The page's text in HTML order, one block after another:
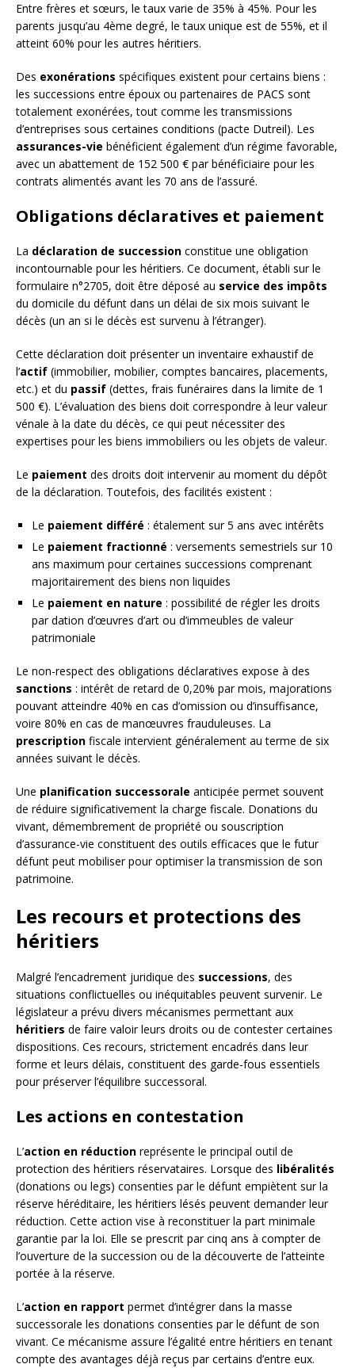
Entre frères et sœurs, le taux varie de 35% à 45%. Pour les
parents jusqu’au 4ème degré, le taux unique est de 55%, et il
atteint 60% pour les autres héritiers.
Des exonérations spécifiques existent pour certains biens :
les successions entre époux ou partenaires de PACS sont
totalement exonérées, tout comme les transmissions
d’entreprises sous certaines conditions (pacte Dutreil). Les
assurances-vie bénéficient également d’un régime favorable,
avec un abattement de 152 500 € par bénéficiaire pour les
contrats alimentés avant les 70 ans de l’assuré.
Obligations déclaratives et paiement
La déclaration de succession constitue une obligation
incontournable pour les héritiers. Ce document, établi sur le
formulaire n°2705, doit être déposé au service des impôts
du domicile du défunt dans un délai de six mois suivant le
décès (un an si le décès est survenu à l’étranger).
Cette déclaration doit présenter un inventaire exhaustif de
l’actif (immobilier, mobilier, comptes bancaires, placements,
etc.) et du passif (dettes, frais funéraires dans la limite de 1
500 €). L’évaluation des biens doit correspondre à leur valeur
vénale à la date du décès, ce qui peut nécessiter des
expertises pour les biens immobiliers ou les objets de valeur.
Le paiement des droits doit intervenir au moment du dépôt
de la déclaration. Toutefois, des facilités existent :
Le paiement différé : étalement sur 5 ans avec intérêts
Le paiement fractionné : versements semestriels sur 10
ans maximum pour certaines successions comprenant
majoritairement des biens non liquides
Le paiement en nature : possibilité de régler les droits
par dation d’œuvres d’art ou d’immeubles de valeur
patrimoniale
Le non-respect des obligations déclaratives expose à des
sanctions : intérêt de retard de 0,20% par mois, majorations
pouvant atteindre 40% en cas d’omission ou d’insuffisance,
voire 80% en cas de manœuvres frauduleuses. La
prescription fiscale intervient généralement au terme de six
années suivant le décès.
Une planification successorale anticipée permet souvent
de réduire significativement la charge fiscale. Donations du
vivant, démembrement de propriété ou souscription
d’assurance-vie constituent des outils efficaces que le futur
défunt peut mobiliser pour optimiser la transmission de son
patrimoine.
Les recours et protections des
héritiers
Malgré l’encadrement juridique des successions, des
situations conflictuelles ou inéquitables peuvent survenir. Le
législateur a prévu divers mécanismes permettant aux
héritiers de faire valoir leurs droits ou de contester certaines
dispositions. Ces recours, strictement encadrés dans leur
forme et leurs délais, constituent des garde-fous essentiels
pour préserver l’équilibre successoral.
Les actions en contestation
L’action en réduction représente le principal outil de
protection des héritiers réservataires. Lorsque des libéralités
(donations ou legs) consenties par le défunt empiètent sur la
réserve héréditaire, les héritiers lésés peuvent demander leur
réduction. Cette action vise à reconstituer la part minimale
garantie par la loi. Elle se prescrit par cinq ans à compter de
l’ouverture de la succession ou de la découverte de l’atteinte
portée à la réserve.
L’action en rapport permet d’intégrer dans la masse
successorale les donations consenties par le défunt de son
vivant. Ce mécanisme assure l’égalité entre héritiers en tenant
compte des avantages déjà reçus par certains d’entre eux.